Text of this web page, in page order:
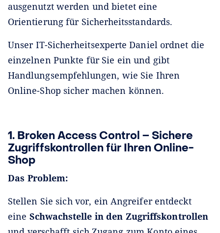
ausgenutzt werden und bietet eine
Orientierung für Sicherheitsstandards.
Unser IT-Sicherheitsexperte Daniel ordnet die
einzelnen Punkte für Sie ein und gibt
Handlungsempfehlungen, wie Sie Ihren
Online-Shop sicher machen können.
1. Broken Access Control – Sichere
Zugriffskontrollen für Ihren Online-
Shop
Das Problem:
Stellen Sie sich vor, ein Angreifer entdeckt
eine Schwachstelle in den Zugriffskontrollen